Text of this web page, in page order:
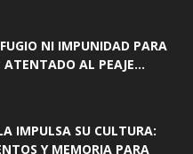
NI IMPUNIDAD PARA
ATENTADO AL PEAJE...
IMPULSA SU CULTURA:
Y MEMORIA PARA